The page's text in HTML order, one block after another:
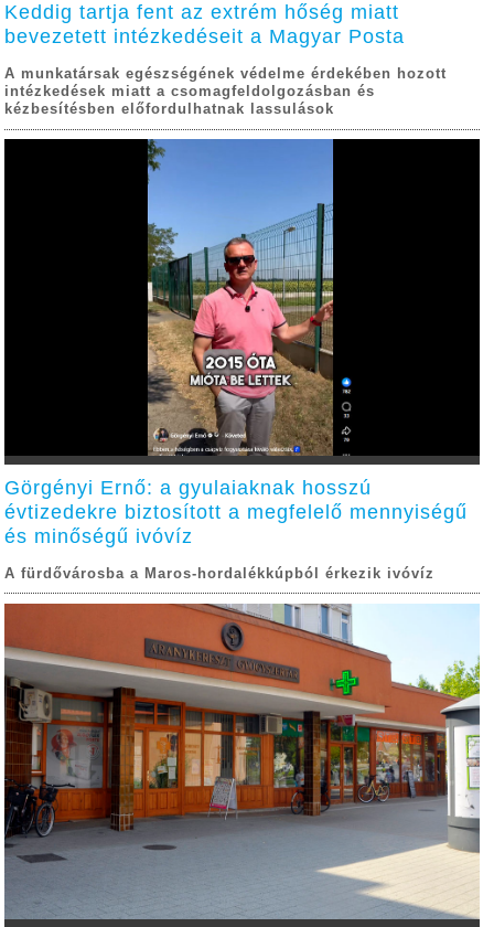
Keddig tartja fent az extrém hőség miatt
bevezetett intézkedéseit a Magyar Posta
A munkatársak egészségének védelme érdekében hozott
intézkedések miatt a csomagfeldolgozásban és
kézbesítésben előfordulhatnak lassulások
Görgényi Ernő: a gyulaiaknak hosszú
évtizedekre biztosított a megfelelő mennyiségű
és minőségű ivóvíz
A fürdővárosba a Maros-hordalékkúpból érkezik ivóvíz